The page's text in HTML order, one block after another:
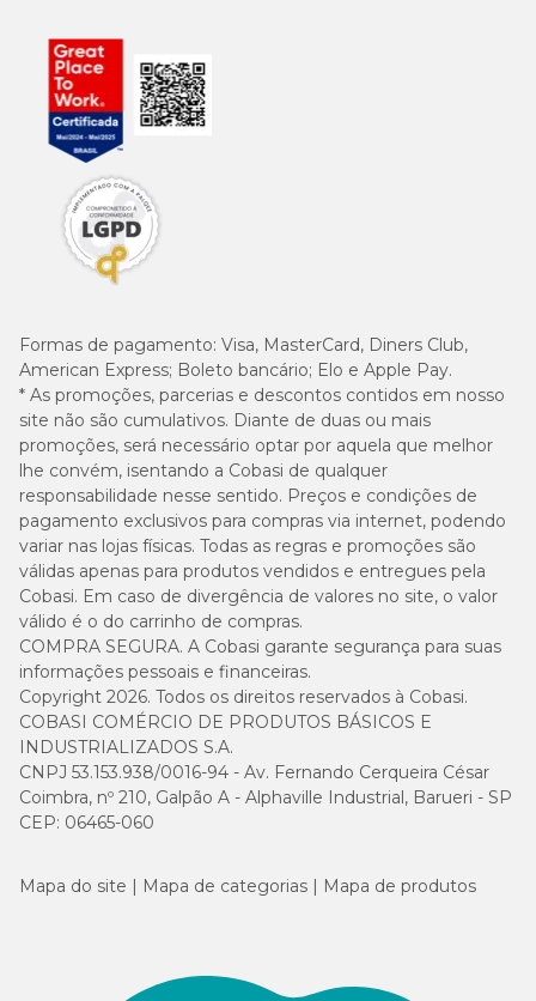
Formas de pagamento: Visa, MasterCard, Diners Club,
American Express; Boleto bancário; Elo e Apple Pay.
* As promoções, parcerias e descontos contidos em nosso
site não são cumulativos. Diante de duas ou mais
promoções, será necessário optar por aquela que melhor
lhe convém, isentando a Cobasi de qualquer
responsabilidade nesse sentido. Preços e condições de
pagamento exclusivos para compras via internet, podendo
variar nas lojas físicas. Todas as regras e promoções são
válidas apenas para produtos vendidos e entregues pela
Cobasi. Em caso de divergência de valores no site, o valor
válido é o do carrinho de compras.
COMPRA SEGURA. A Cobasi garante segurança para suas
informações pessoais e financeiras.
Copyright 2026. Todos os direitos reservados à Cobasi.
COBASI COMÉRCIO DE PRODUTOS BÁSICOS E
INDUSTRIALIZADOS S.A.
CNPJ 53.153.938/0016-94 - Av. Fernando Cerqueira César
Coimbra, nº 210, Galpão A - Alphaville Industrial, Barueri - SP
CEP: 06465-060
Mapa do site Mapa de categorias Mapa de produtos